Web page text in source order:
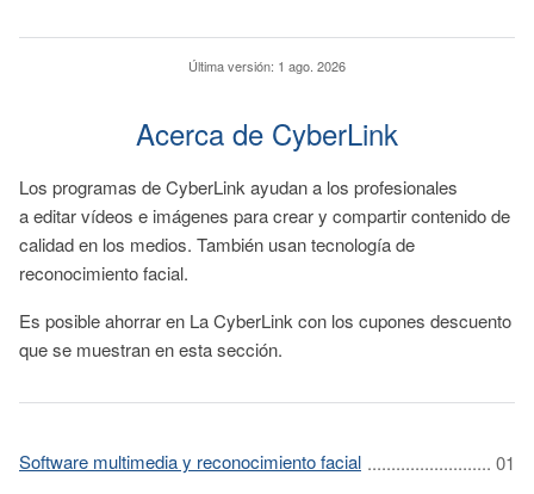
Última versión: 1 ago. 2026
Acerca de CyberLink
Los programas de CyberLink ayudan a los profesionales
a editar vídeos e imágenes para crear y compartir contenido de
calidad en los medios. También usan tecnología de
reconocimiento facial.
Es posible ahorrar en La CyberLink con los cupones descuento
que se muestran en esta sección.
Software multimedia y reconocimiento facial